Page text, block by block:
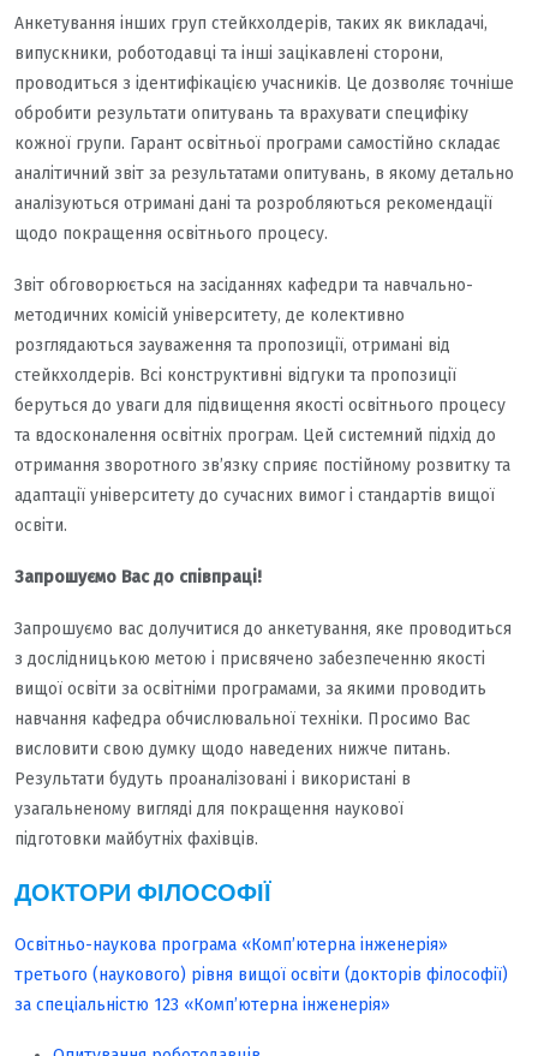
Анкетування інших груп стейкхолдерів, таких як викладачі,
випускники, роботодавці та інші зацікавлені сторони,
проводиться з ідентифікацією учасників. Це дозволяє точніше
обробити результати опитувань та врахувати специфіку
кожної групи. Гарант освітньої програми самостійно складає
аналітичний звіт за результатами опитувань, в якому детально
аналізуються отримані дані та розробляються рекомендації
щодо покращення освітнього процесу.
Звіт обговорюється на засіданнях кафедри та навчально-
методичних комісій університету, де колективно
розглядаються зауваження та пропозиції, отримані від
стейкхолдерів. Всі конструктивні відгуки та пропозиції
беруться до уваги для підвищення якості освітнього процесу
та вдосконалення освітніх програм. Цей системний підхід до
отримання зворотного зв’язку сприяє постійному розвитку та
адаптації університету до сучасних вимог і стандартів вищої
освіти.
Запрошуємо Вас до співпраці!
Запрошуємо вас долучитися до анкетування, яке проводиться
з дослідницькою метою і присвячено забезпеченню якості
вищої освіти за освітніми програмами, за якими проводить
навчання кафедра обчислювальної техніки. Просимо Вас
висловити свою думку щодо наведених нижче питань.
Результати будуть проаналізовані і використані в
узагальненому вигляді для покращення наукової
підготовки майбутніх фахівців.
ДОКТОРИ ФІЛОСОФІЇ
Освітньо-наукова програма «Комп’ютерна інженерія»
третього (наукового) рівня вищої освіти (докторів філософії)
за спеціальністю 123 «Комп’ютерна інженерія»